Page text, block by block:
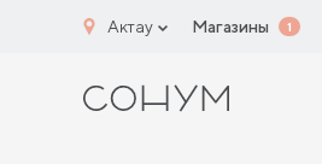
Актау Магазины 1